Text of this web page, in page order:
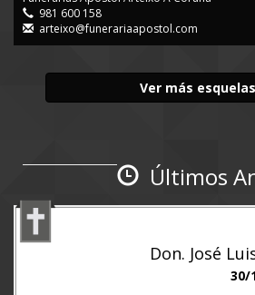
Iglesia parroquial de Santiago de
Santiago), siendo a continuación la
por cuyos favores
La salida del hogar funerario se
MENOS DIEZ de la
www.funerariaapostol.es
981 600 158
arteixo@funerariaapostol.com
Ver más
Últimos
Don. José
30/